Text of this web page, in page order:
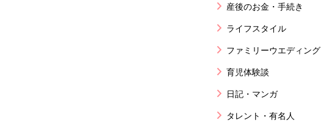
産後のお金・手続き
ライフスタイル
ファミリーウエディング
育児体験談
日記・マンガ
タレント・有名人